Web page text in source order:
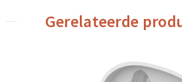
Gerelateerde